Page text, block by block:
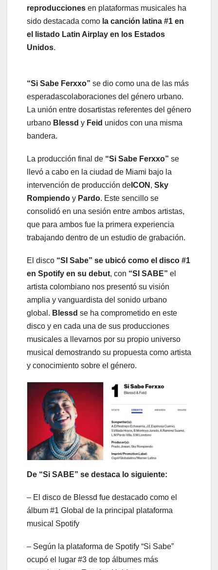
reproducciones en plataformas musicales ha
sido destacada como la canción latina #1 en
el listado Latin Airplay en los Estados
Unidos.
“Si Sabe Ferxxo” se dio como una de las más
esperadascolaboraciones del género urbano.
La unión entre dosartistas referentes del género
urbano Blessd y Feid unidos con una misma
bandera.
La producción final de “Si Sabe Ferxxo” se
llevó a cabo en la ciudad de Miami bajo la
intervención de producción de CON , Sky
Rompiendo y Pardo. Este sencillo se
consolidó en una sesión entre ambos artistas,
que para ambos fue la primera experiencia
trabajando dentro de un estudio de grabación.
El disco “SI Sabe” se ubicó como el disco #1
en Spotify en su debut, con “SI SABE” el
artista colombiano nos presentó su visión
amplia y vanguardista del sonido urbano
global. Blessd se ha comprometido en este
disco y en cada una de sus producciones
musicales a llevarnos por su propio universo
musical demostrando su propuesta como artista
y conocimiento sobre el género.
De “Si SABE” se destaca lo siguiente:
– El disco de Blessd fue destacado como el
álbum #1 Global de la principal plataforma
musical Spotify
– Según la plataforma de Spotify “Si Sabe”
ocupó el lugar #3 de top álbumes más